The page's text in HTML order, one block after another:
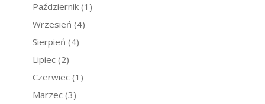
Październik (1)
Wrzesień (4)
Sierpień (4)
Lipiec (2)
Czerwiec (1)
Marzec (3)